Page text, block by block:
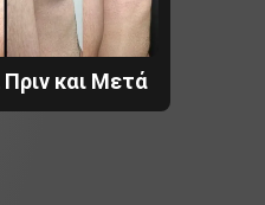
Πριν και Μετά